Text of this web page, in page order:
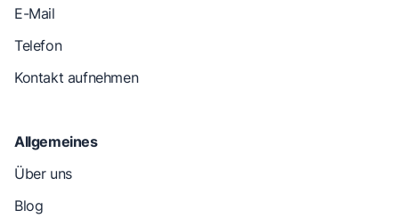
E-Mail
Telefon
Kontakt aufnehmen
Allgemeines
Über uns
Blog